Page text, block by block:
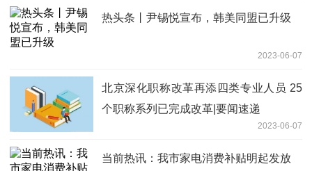
热头条丨尹锡悦宣布，韩美同盟已升级
2023-06-07
北京深化职称改革再添四类专业人员 25
个职称系列已完成改革|要闻速递
2023-06-07
当前热讯：我市家电消费补贴明起发放